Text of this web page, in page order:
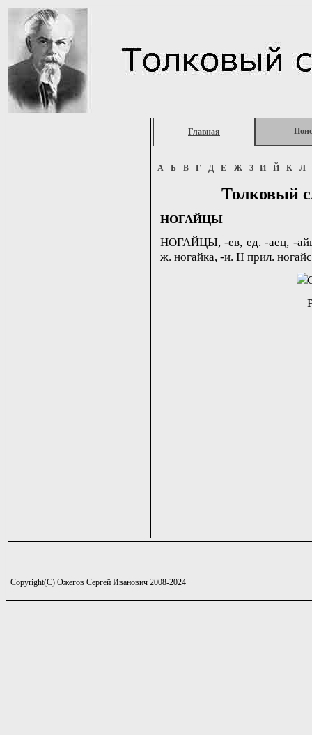
Главная
А Б В Г Д Е Ж З И Й К Л
Толковый
НОГАЙЦЫ
НОГАЙЦЫ, -ев, ед. -аец, -
ж. ногайка, -и. II прил.
Copyright(C) Ожегов Сергей Иванович 2008-2024